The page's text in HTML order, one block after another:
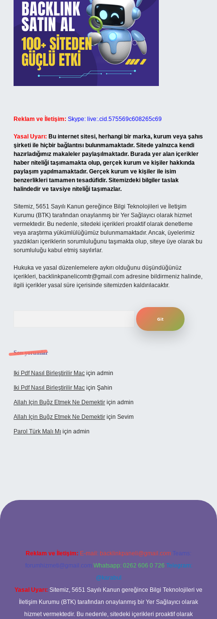
Reklam ve İletişim: Skype: live:.cid.575569c608265c69
Yasal Uyarı: Bu internet sitesi, herhangi bir marka, kurum veya şahıs
şirketi ile hiçbir bağlantısı bulunmamaktadır. Sitede yalnızca kendi
hazırladığımız makaleler paylaşılmaktadır. Burada yer alan içerikler
haber niteliği taşımamakta olup, gerçek kurum ve kişiler hakkında
paylaşım yapılmamaktadır. Gerçek kurum ve kişiler ile isim
benzerlikleri tamamen tesadüfidir. Sitemizdeki bilgiler taslak
halindedir ve tavsiye niteliği taşımazlar.
Sitemiz, 5651 Sayılı Kanun gereğince Bilgi Teknolojileri ve İletişim
Kurumu (BTK) tarafından onaylanmış bir Yer Sağlayıcı olarak hizmet
vermektedir. Bu nedenle, sitedeki içerikleri proaktif olarak denetleme
veya araştırma yükümlülüğümüz bulunmamaktadır. Ancak, üyelerimiz
yazdıkları içeriklerin sorumluluğunu taşımakta olup, siteye üye olarak bu
sorumluluğu kabul etmiş sayılırlar.
Hukuka ve yasal düzenlemelere aykırı olduğunu düşündüğünüz
içerikleri, backlinkpanelicomtr@gmail.com adresine bildirmeniz halinde,
ilgili içerikler yasal süre içerisinde sitemizden kaldırılacaktır.
Son yorumlar
Iki Pdf Nasıl Birleştirilir Mac için admin
Iki Pdf Nasıl Birleştirilir Mac için Şahin
Allah Için Buğz Etmek Ne Demektir için admin
Allah Için Buğz Etmek Ne Demektir için Sevim
Parol Türk Malı Mı için admin
Reklam ve İletişim: E-mail: backlinkpaneli@gmail.com Teams:
forumhizmeti@gmail.com Whatsapp: 0262 606 0 726 Telegram:
@karabul
Yasal Uyarı: Sitemiz, 5651 Sayılı Kanun gereğince Bilgi Teknolojileri ve
İletişim Kurumu (BTK) tarafından onaylanmış bir Yer Sağlayıcı olarak
hizmet vermektedir. Bu nedenle, sitedeki içerikleri proaktif olarak